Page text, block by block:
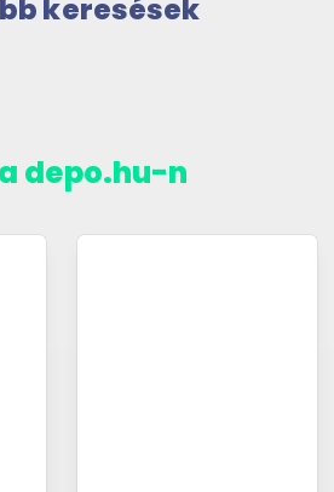
keresések
depo.hu-n